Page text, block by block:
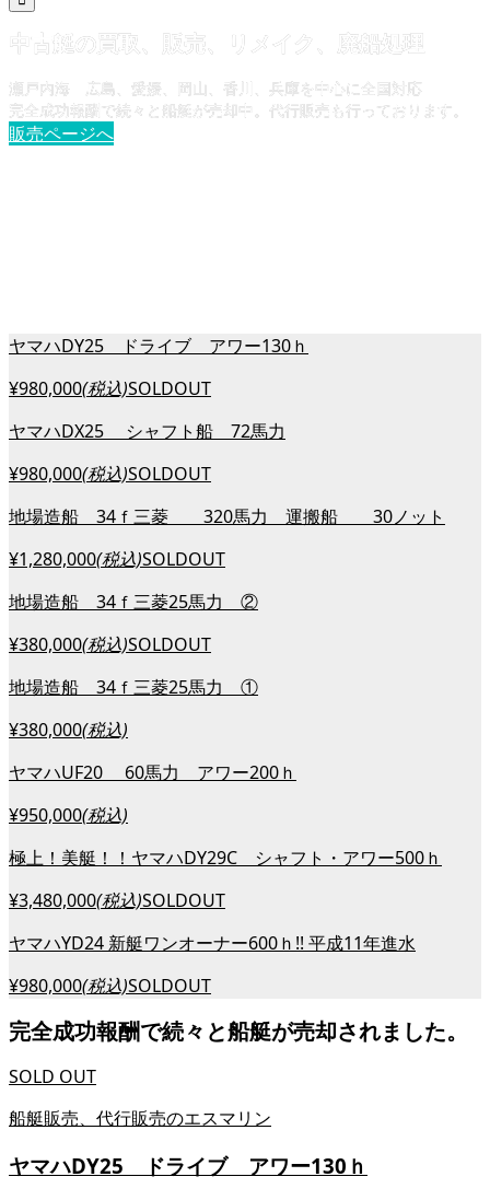
中古艇の買取、販売、リメイク、廃船処理
瀬戸内海 広島、愛媛、岡山、香川、兵庫を中心に全国対応
完全成功報酬で続々と船艇が売却中。代行販売も行っております。
販売ページへ
ヤマハDY25 ドライブ アワー130ｈ
¥980,000(税込)SOLDOUT
ヤマハDX25 シャフト船 72馬力
¥980,000(税込)SOLDOUT
地場造船 34ｆ三菱 320馬力 運搬船 30ノット
¥1,280,000(税込)SOLDOUT
地場造船 34ｆ三菱25馬力 ②
¥380,000(税込)SOLDOUT
地場造船 34ｆ三菱25馬力 ①
¥380,000(税込)
ヤマハUF20 60馬力 アワー200ｈ
¥950,000(税込)
極上！美艇！！ヤマハDY29C シャフト・アワー500ｈ
¥3,480,000(税込)SOLDOUT
ヤマハYD24 新艇ワンオーナー600ｈ!! 平成11年進水
¥980,000(税込)SOLDOUT
完全成功報酬で続々と船艇が売却されました。
SOLD OUT
船艇販売、代行販売のエスマリン
ヤマハDY25 ドライブ アワー130ｈ